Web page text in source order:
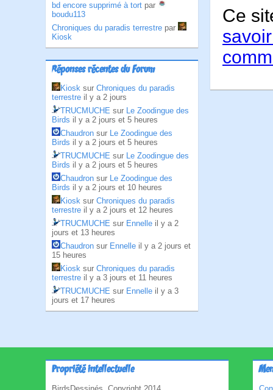
bd encore supprimé à tort par
boudu113
Chroniques du paradis terrestre par
Kiosk
Réponses récentes du Forum
Kiosk sur Chroniques du paradis
terrestre il y a 2 jours
TRUCMUCHE sur Le Zoodingue des
Birds il y a 2 jours et 5 heures
Chaudron sur Le Zoodingue des
Birds il y a 2 jours et 5 heures
TRUCMUCHE sur Le Zoodingue des
Birds il y a 2 jours et 5 heures
Chaudron sur Le Zoodingue des
Birds il y a 2 jours et 10 heures
Kiosk sur Chroniques du paradis
terrestre il y a 2 jours et 12 heures
TRUCMUCHE sur Ennelle il y a 2
jours et 13 heures
Chaudron sur Ennelle il y a 2 jours et
15 heures
Kiosk sur Chroniques du paradis
terrestre il y a 3 jours et 11 heures
TRUCMUCHE sur Ennelle il y a 3
jours et 17 heures
Ce
Propriété intellectuelle